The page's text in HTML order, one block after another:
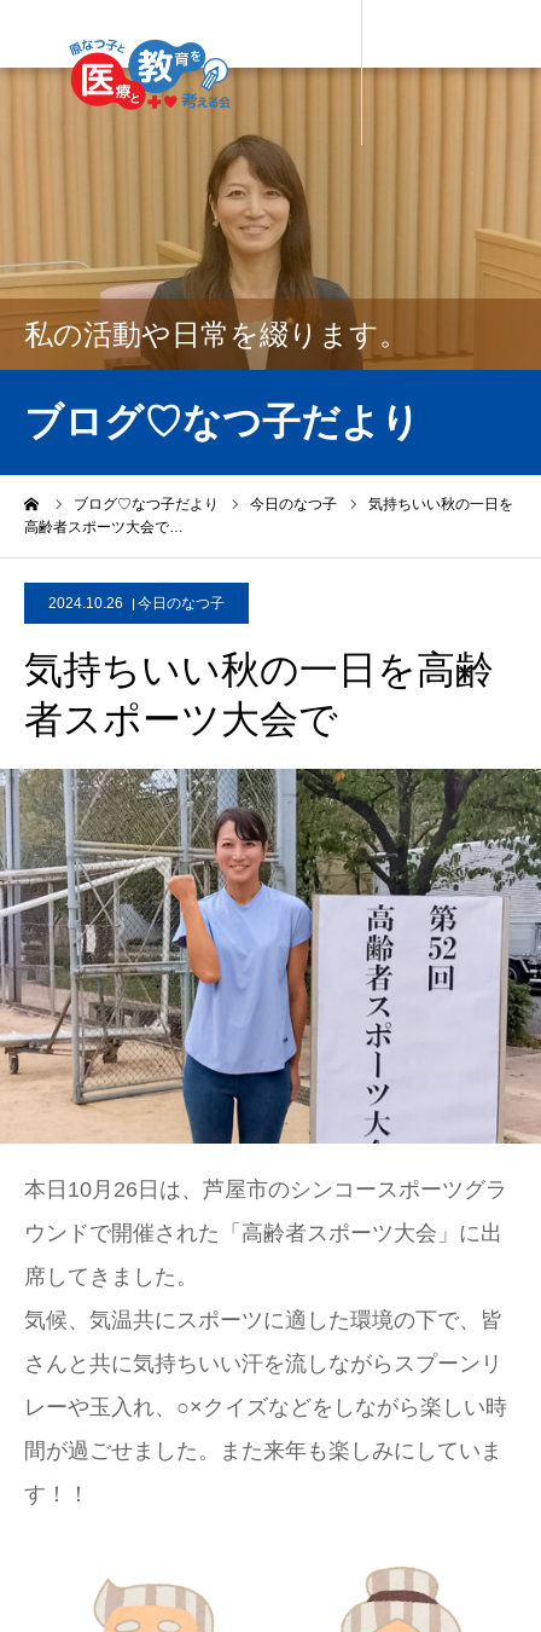
私の活動や日常を綴ります。
ブログ♡なつ子だより
ブログ♡なつ子だより 今日のなつ子
気持ちいい秋の一日を
高齢者スポーツ大会で…
2024.10.26 今日のなつ子
気持ちいい秋の一日を高齢
者スポーツ大会で
本日10月26日は、芦屋市のシンコースポーツグラ
ウンドで開催された「高齢者スポーツ大会」に出
席してきました。
気候、気温共にスポーツに適した環境の下で、皆
さんと共に気持ちいい汗を流しながらスプーンリ
レーや玉入れ、○×クイズなどをしながら楽しい時
間が過ごせました。また来年も楽しみにしていま
す！！